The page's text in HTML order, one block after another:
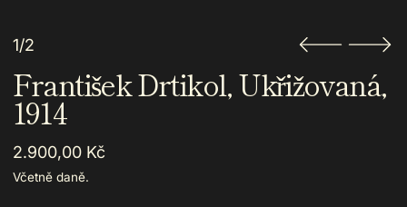
1/2
František Drtikol, Ukřižovaná,
1914
Běžná cena
2.900,00 Kč
Včetně daně.